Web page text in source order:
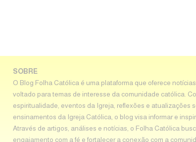
SOBRE
O Blog Folha Católica é uma plataforma que oferece
voltado para temas de interesse da comunidade católica.
espiritualidade, eventos da Igreja, reflexões e atualizações
ensinamentos da Igreja Católica, o blog visa informar e
Através de artigos, análises e notícias, o Folha Católica
engajamento com a fé e fortalecer a conexão com a